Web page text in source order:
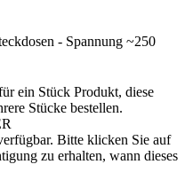
- Spannung ~250
ein Stück Produkt, diese
Stücke bestellen.
Bitte klicken Sie auf
zu erhalten, wann dieses